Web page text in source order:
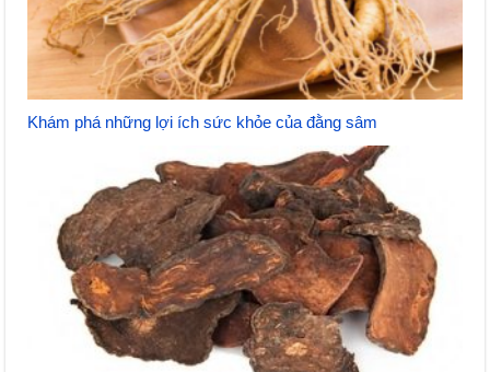
Khám phá những lợi ích sức khỏe của đằng sâm